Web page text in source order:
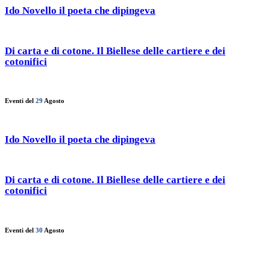
Ido Novello il poeta che dipingeva
Di carta e di cotone. Il Biellese delle cartiere e dei
cotonifici
Eventi del 29 Agosto
Ido Novello il poeta che dipingeva
Di carta e di cotone. Il Biellese delle cartiere e dei
cotonifici
Eventi del 30 Agosto